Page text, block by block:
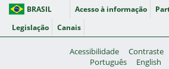
BRASIL Acesso à informação
Legislação
Canais
Acessibilidade Contraste
Português
English